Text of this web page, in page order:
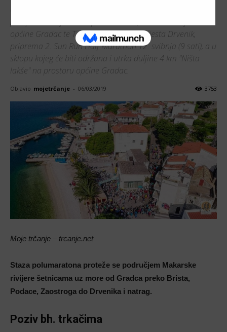
pod pokroviteljstvom Općine Gradac, Turističke zajednice
općine Gradac te Turističke zajednice mjesta Drvenik,
priprema 2. Sun Run Half Marathon 12. svibnja (9 sati), a u
sklopu kojeg će biti održana i utrka duljine 4 km "Ništa
lakše" na prostoru općine Gradac.
Objavio mojetrčanje - 06/03/2019 3753
Moje trčanje – trcanje.net
Staza polumaratona proteže se područjem Makarske
rivijere šetnicama uz more od Gradca preko Brista,
Podace, Zaostroga do Drvenika i natrag.
Poziv bh. trkačima